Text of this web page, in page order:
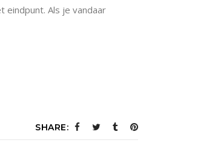
eindpunt. Als je vandaar
SHARE: